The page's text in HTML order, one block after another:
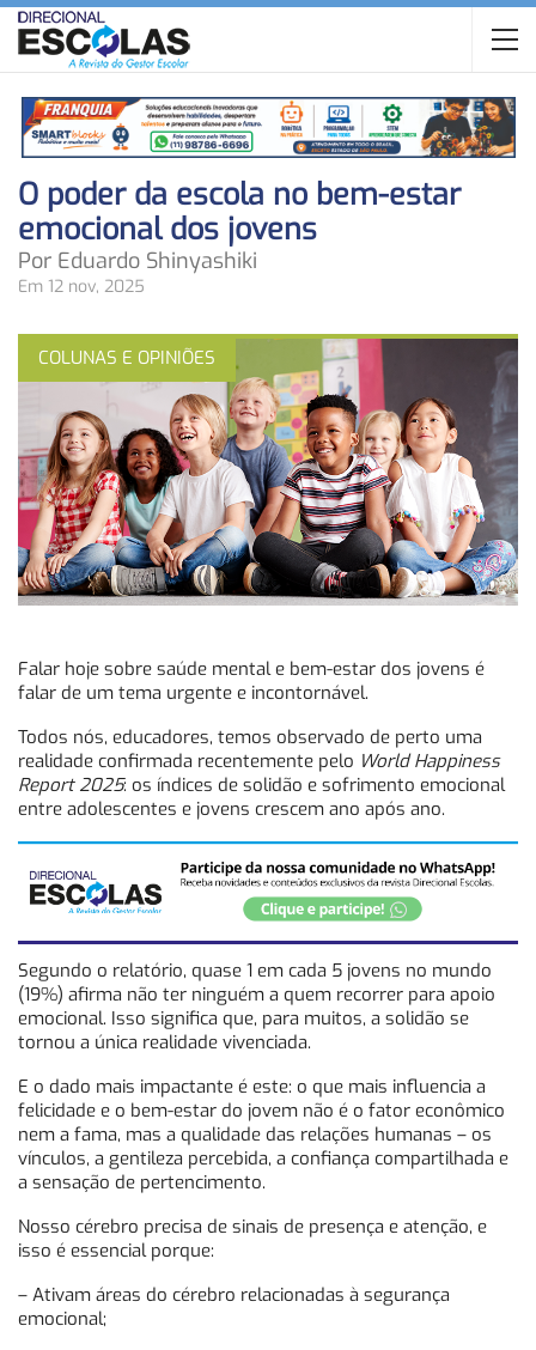
O poder da escola no bem-estar
emocional dos jovens
Por Eduardo Shinyashiki
Em 12 nov, 2025
COLUNAS E OPINIÕES
Falar hoje sobre saúde mental e bem-estar dos jovens é
falar de um tema urgente e incontornável.
Todos nós, educadores, temos observado de perto uma
realidade confirmada recentemente pelo World Happiness
Report 2025: os índices de solidão e sofrimento emocional
entre adolescentes e jovens crescem ano após ano.
Segundo o relatório, quase 1 em cada 5 jovens no mundo
(19%) afirma não ter ninguém a quem recorrer para apoio
emocional. Isso significa que, para muitos, a solidão se
tornou a única realidade vivenciada.
E o dado mais impactante é este: o que mais influencia a
felicidade e o bem-estar do jovem não é o fator econômico
nem a fama, mas a qualidade das relações humanas – os
vínculos, a gentileza percebida, a confiança compartilhada e
a sensação de pertencimento.
Nosso cérebro precisa de sinais de presença e atenção, e
isso é essencial porque:
– Ativam áreas do cérebro relacionadas à segurança
emocional;